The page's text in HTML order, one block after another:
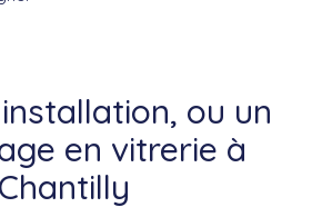
ou un
en vitrerie à
Chantilly